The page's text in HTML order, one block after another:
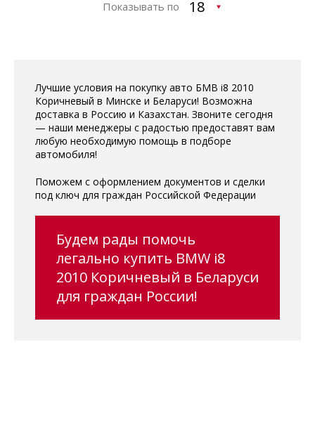
Показывать по
Лучшие условия на покупку авто БМВ i8 2010
Коричневый в Минске и Беларуси! Возможна
доставка в Россию и Казахстан. Звоните сегодня
— наши менеджеры с радостью предоставят вам
любую необходимую помощь в подборе
автомобиля!
Поможем с оформлением документов и сделки
под ключ для граждан Российской Федерации
Будем рады помочь
легально купить BMW i8
2010 Коричневый в Беларуси
для граждан России!